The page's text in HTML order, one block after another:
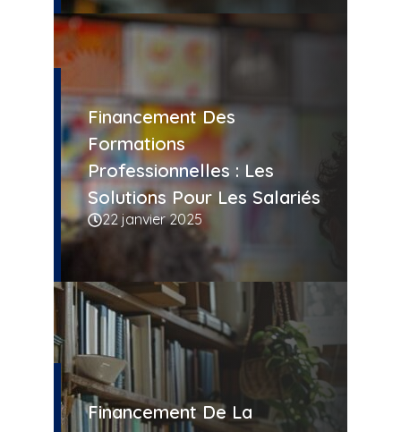
Financement Des
Formations
Professionnelles : Les
Solutions Pour Les Salariés
22 janvier 2025
Financement De La